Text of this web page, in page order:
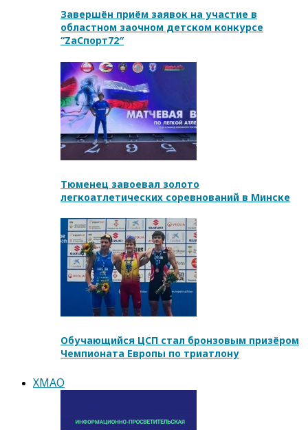
Завершён приём заявок на участие в
областном заочном детском конкурсе
“ZаСпорт72″
Тюменец завоевал золото
легкоатлетических соревнований в Минске
Обучающийся ЦСП стал бронзовым призёром
Чемпионата Европы по триатлону
ХМАО